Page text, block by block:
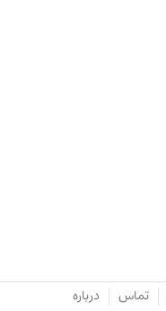
تماس درباره